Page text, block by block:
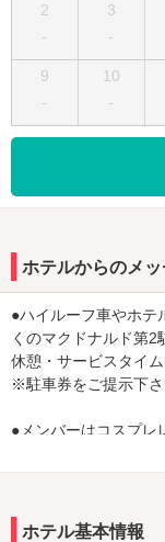
2
-
3
-
9
-
10
-
ホテルからのメ
●ハイルーフ車やホテ
くのマクドナルド第2
休憩・サービスタイ
※駐車券をご提示下さ
●メンバーはコスプレ
その他、メンバーは
ホテル基本情報